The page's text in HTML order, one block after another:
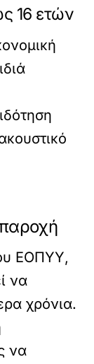
16 ετών
ΕΟΠΥΥ,
να
χρόνια.
να